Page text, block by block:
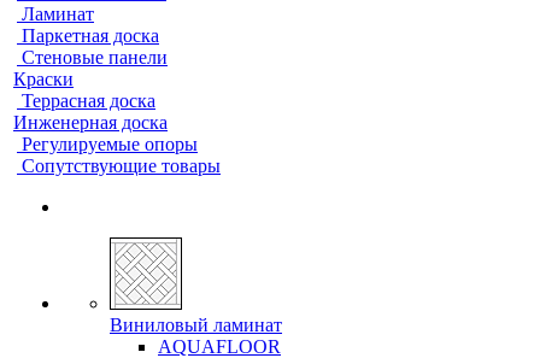
Ламинат
Паркетная доска
Стеновые панели
Краски
Террасная доска
Инженерная доска
Регулируемые опоры
Сопутствующие товары
Виниловый ламинат
AQUAFLOOR